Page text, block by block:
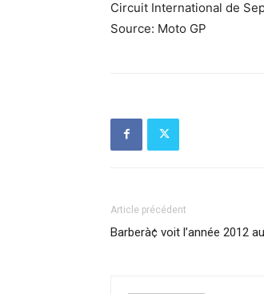
Circuit International de
Source: Moto GP
Article précédent
Barberà¢ voit l’année 2012